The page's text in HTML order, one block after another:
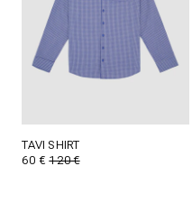
TAVI SHIRT
60 €120 €